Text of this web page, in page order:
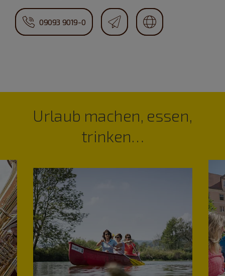
09093 9019-0
Urlaub machen, essen,
trinken…